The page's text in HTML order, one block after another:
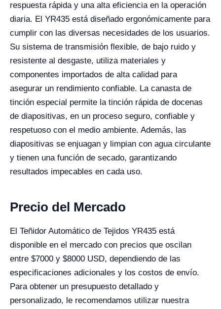
respuesta rápida y una alta eficiencia en la operación
diaria. El YR435 está diseñado ergonómicamente para
cumplir con las diversas necesidades de los usuarios.
Su sistema de transmisión flexible, de bajo ruido y
resistente al desgaste, utiliza materiales y
componentes importados de alta calidad para
asegurar un rendimiento confiable. La canasta de
tinción especial permite la tinción rápida de docenas
de diapositivas, en un proceso seguro, confiable y
respetuoso con el medio ambiente. Además, las
diapositivas se enjuagan y limpian con agua circulante
y tienen una función de secado, garantizando
resultados impecables en cada uso.
Precio del Mercado
El Teñidor Automático de Tejidos YR435 está
disponible en el mercado con precios que oscilan
entre $7000 y $8000 USD, dependiendo de las
especificaciones adicionales y los costos de envío.
Para obtener un presupuesto detallado y
personalizado, le recomendamos utilizar nuestra